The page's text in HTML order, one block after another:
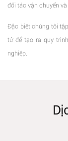
đối tác vận chuyển và
Đặc biệt chúng tôi
tử để tạo ra quy
nghiệp.